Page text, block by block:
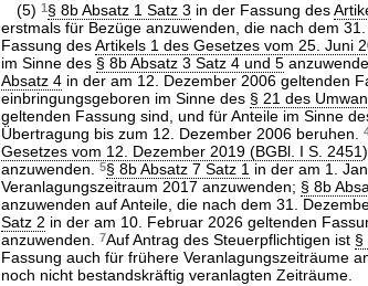
(5) 1 § 8b Absatz 1 Satz 3 in der Fassung des
erstmals für Bezüge anzuwenden, die nach dem
Fassung desArtikels 1 des Gesetzes vom 25. Juni
im Sinne des § 8b Absatz 3 Satz 4 und 5
Absatz 4 in der am 12. Dezember 2006 geltenden
einbringungsgeboren im Sinne des § 21 des
geltenden Fassung sind, und für Anteile im Sinne
Übertragung bis zum 12. Dezember 2006 beruhen.
Gesetzes vom 12. Dezember 2019 (BGBl. I S. 2451
anzuwenden. 5§ 8b Absatz 7 Satz 1 in der am 1.
Veranlagungszeitraum 2017 anzuwenden; § 8b
anzuwenden auf Anteile, die nach dem 31.
Satz 2 in der am 10. Februar 2026 geltenden
anzuwenden. 7Auf Antrag des Steuerpflichtigen ist §
Fassung auch für frühere Veranlagungszeiträume
noch nicht bestandskräftig veranlagten Zeiträume.